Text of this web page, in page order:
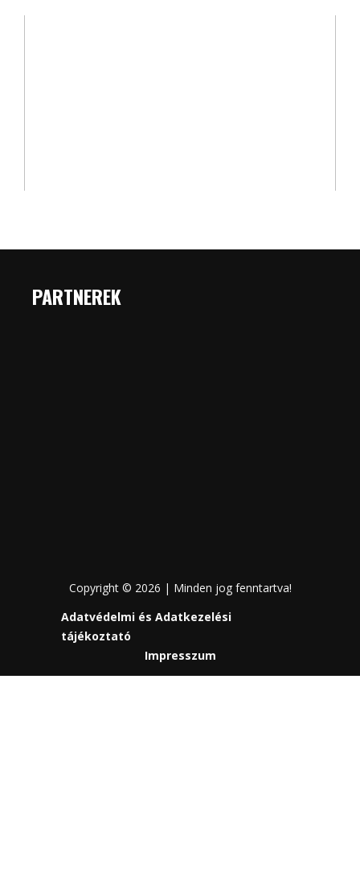
PARTNEREK
Copyright © 2026 | Minden jog fenntartva!
Adatvédelmi és Adatkezelési
tájékoztató
Impresszum